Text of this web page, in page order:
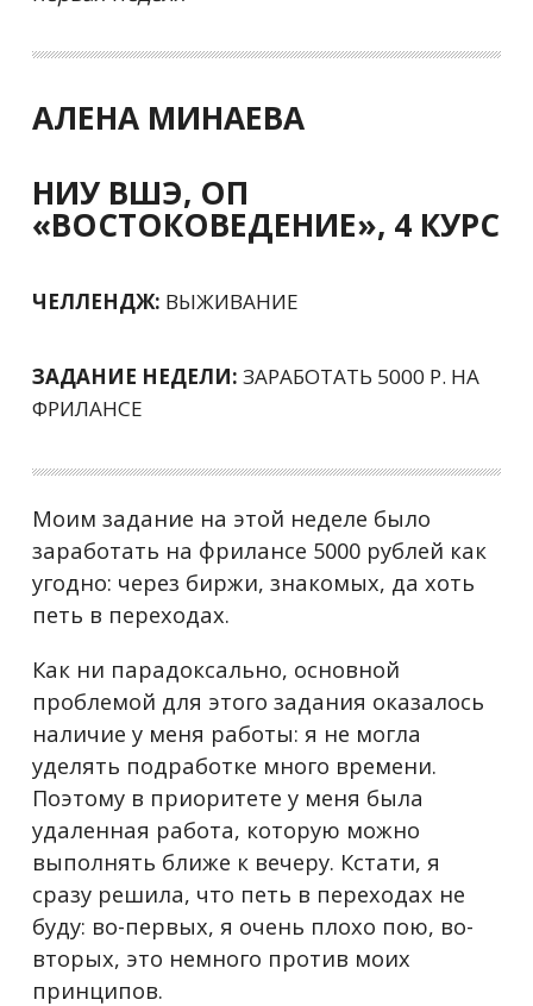
АЛЕНА МИНАЕВА
НИУ ВШЭ, ОП
«ВОСТОКОВЕДЕНИЕ», 4 КУРС
ЧЕЛЛЕНДЖ: ВЫЖИВАНИЕ
ЗАДАНИЕ НЕДЕЛИ: ЗАРАБОТАТЬ 5000 Р. НА
ФРИЛАНСЕ
Моим задание на этой неделе было
заработать на фрилансе 5000 рублей как
угодно: через биржи, знакомых, да хоть
петь в переходах.
Как ни парадоксально, основной
проблемой для этого задания оказалось
наличие у меня работы: я не могла
уделять подработке много времени.
Поэтому в приоритете у меня была
удаленная работа, которую можно
выполнять ближе к вечеру. Кстати, я
сразу решила, что петь в переходах не
буду: во-первых, я очень плохо пою, во-
вторых, это немного против моих
принципов.